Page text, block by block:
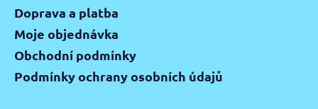
Doprava a platba
Moje objednávka
Obchodní podmínky
Podmínky ochrany osobních údajů